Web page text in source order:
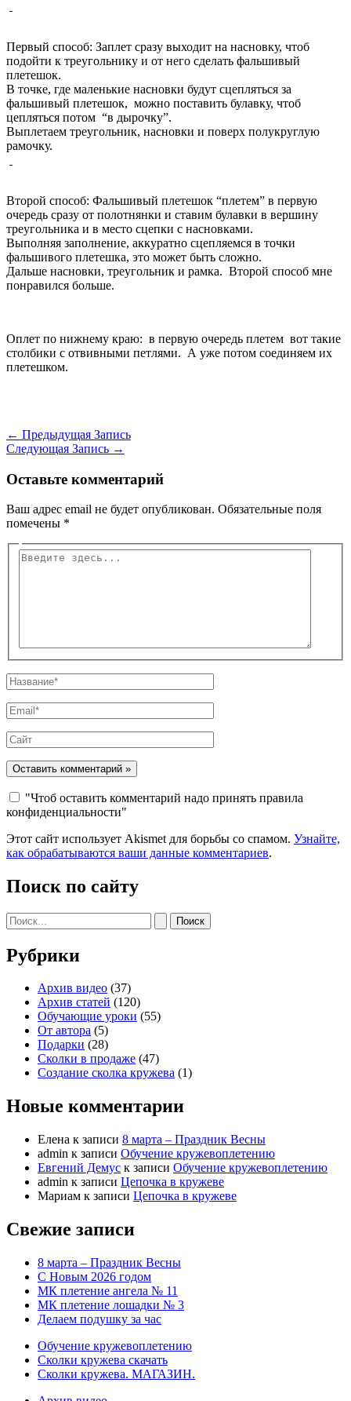
Первый способ: Заплет сразу выходит на насновку, чтоб
подойти к треугольнику и от него сделать фальшивый
плетешок.
В точке, где маленькие насновки будут сцепляться за
фальшивый плетешок, можно поставить булавку, чтоб
цепляться потом “в дырочку”.
Выплетаем треугольник, насновки и поверх полукруглую
рамочку.
Второй способ: Фальшивый плетешок “плетем” в первую
очередь сразу от полотнянки и ставим булавки в вершину
треугольника и в место сцепки с насновками.
Выполняя заполнение, аккуратно сцепляемся в точки
фальшивого плетешка, это может быть сложно.
Дальше насновки, треугольник и рамка. Второй способ мне
понравился больше.
Оплет по нижнему краю: в первую очередь плетем вот такие
столбики с отвивными петлями. А уже потом соединяем их
плетешком.
← Предыдущая Запись
Следующая Запись →
Оставьте комментарий
Ваш адрес email не будет опубликован. Обязательные поля
помечены *
Введите
Название*
Email*
Сайт
"Чтоб оставить комментарий надо принять правила
конфиденциальности"
Этот сайт использует Akismet для борьбы со спамом. Узнайте,
как обрабатываются ваши данные комментариев.
Поиск по сайту
Поиск:
Рубрики
Архив видео (37)
Архив статей (120)
Обучающие уроки (55)
От автора (5)
Подарки (28)
Сколки в продаже (47)
Создание сколка кружева (1)
Новые комментарии
Елена к записи 8 марта – Праздник Весны
admin к записи Обучение кружевоплетению
Евгений Демус к записи Обучение кружевоплетению
admin к записи Цепочка в кружеве
Мариам к записи Цепочка в кружеве
Свежие записи
8 марта – Праздник Весны
С Новым 2026 годом
МК плетение ангела № 11
МК плетение лошадки № 3
Делаем подушку за час
Обучение кружевоплетению
Сколки кружева скачать
Сколки кружева. МАГАЗИН.